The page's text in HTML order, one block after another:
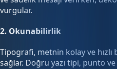
vurgular.
2. Okunabilirlik
Tipografi, metnin kolay ve hızlı
sağlar. Doğru yazı tipi, punto